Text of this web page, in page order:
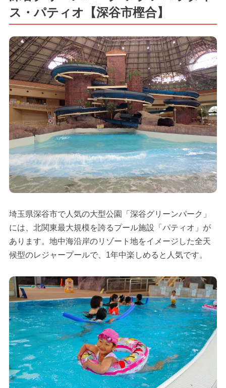
ス・パティオ【深谷市樫合】
埼玉県深谷市で人気の大型公園「深谷グリーンパーク」
には、北関東最大規模を誇るプール施設「パティオ」が
あります。地中海沿岸のリゾート地をイメージした全天
候型のレジャープールで、1年中楽しめると人気です。